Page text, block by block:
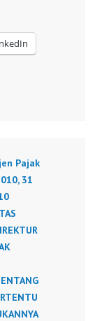
Pajak
31